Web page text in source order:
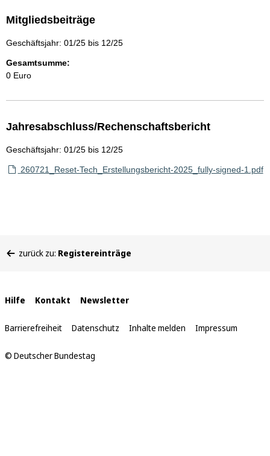
Mitgliedsbeiträge
Geschäftsjahr: 01/25 bis 12/25
Gesamtsumme:
0 Euro
Jahresabschluss/Rechenschaftsbericht
Geschäftsjahr: 01/25 bis 12/25
260721_Reset-Tech_Erstellungsbericht-2025_fully-signed-1.pdf
befinden
zurück zu: Registereinträge
Interne
Links
Hilfe Kontakt Newsletter
Barrierefreiheit Datenschutz Inhalte melden Impressum
© Deutscher Bundestag